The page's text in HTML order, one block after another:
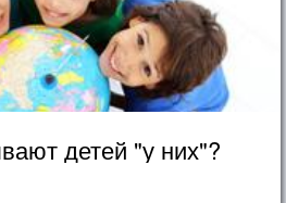
детей "у них"?